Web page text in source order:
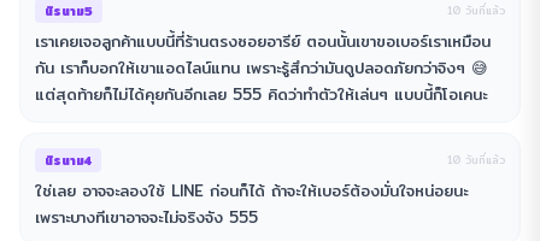
นิรนาม5 10 วันที่แล้ว
เราเคยเจอลูกค้าแบบนี้ที่ร้านตรงซอยอารีย์ ตอนนั้นเขาขอเบอร์เราเหมือน
กัน เราก็บอกให้เขาแอดไลน์แทน เพราะรู้สึกว่ามันดูปลอดภัยกว่าจิงๆ 😅
แต่สุดท้ายก็ไม่ได้คุยกันอีกเลย 555 คิดว่าทำตัวให้เล่นๆ แบบนี้ก็โอเคนะ
นิรนาม4 10 วันที่แล้ว
ใช่เลย อาจจะลองใช้ LINE ก่อนก็ได้ ถ้าจะให้เบอร์ต้องมั่นใจหน่อยนะ
เพราะบางทีเขาอาจจะไม่จริงจัง 555